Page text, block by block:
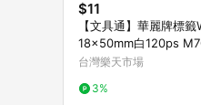
$11
【文具通】華麗牌標
18x50mm白120ps
【APP滿額下單10%點
台灣樂天市場
3%